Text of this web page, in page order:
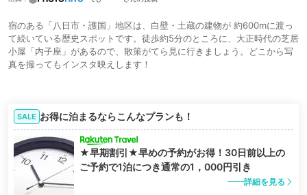
宿のある「八日市・護国」地区は、白壁・土蔵の建物が 約600mに渡っ
て続いている歴史スポットです。徒歩約5分のところに、大正時代の芝居
小屋「内子座」があるので、散策がてら見に行きましょう。どこから写
真を撮ってもインスタ映えします！
SALE お得に泊まるならこんなプランも！
★早期割引★早めの予約がお得！30日前以上の
ご予約で1泊につき通常の1，000円引き
詳細を見る